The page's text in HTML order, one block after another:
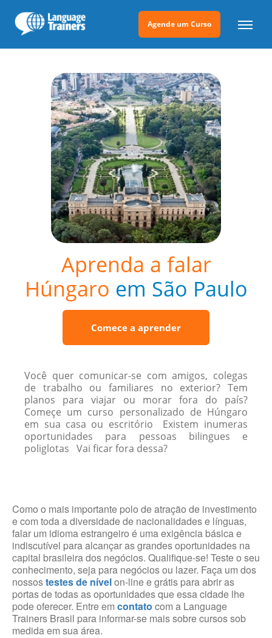
Agende um Curso
Aprenda a falar
Húngaro em São Paulo
Comece a aprender
Você quer comunicar-se com amigos, colegas
de trabalho ou familiares no exterior? Tem
planos para viajar ou morar fora do país?
Começe um curso personalizado de Húngaro
em sua casa ou escritório Existem inumeras
oportunidades para pessoas bilingues e
poliglotas Vai ficar fora dessa?
Como o mais importante polo de atração de investimento
e com toda a diversidade de nacionalidades e línguas,
falar um idioma estrangeiro é uma exigência básica e
indiscutível para alcançar as grandes oportunidades na
capital brasileira dos negócios. Qualifique-se! Teste o seu
conhecimento, seja para negócios ou lazer. Faça um dos
nossostestes de nívelon-line e grátis para abrir as
portas de todas as oportunidades que essa cidade lhe
pode oferecer. Entre em contato com a Language
Trainers Brasil para informar-se mais sobre cursos sob
medida em sua área.